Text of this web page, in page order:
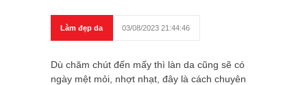
Làm đẹp da 03/08/2023 21:44:46
Dù chăm chút đến mấy thì làn da cũng sẽ có
ngày mệt mỏi, nhợt nhạt, đây là cách chuyên